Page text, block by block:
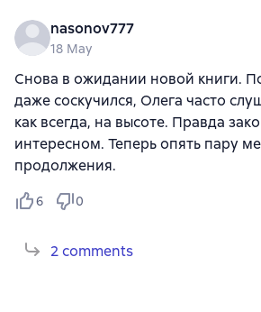
nasonov777
18 May
Снова в ожидании новой книги.
даже соскучился, Олега часто
как всегда, на высоте. Правда
интересном. Теперь опять пару
продолжения.
6 0
2 comments